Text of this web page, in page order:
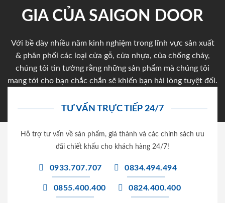
GIA CỦA SAIGON DOOR
Với bề dày nhiều năm kinh nghiệm trong lĩnh vực sản xuất
& phân phối các loại cửa gỗ, cửa nhựa, của chống cháy,
chúng tôi tin tưởng rằng những sản phẩm mà chúng tôi
mang tới cho bạn chắc chắn sẽ khiến bạn hài lòng tuyệt đối.
TƯ VẤN TRỰC TIẾP 24/7
Hỗ trợ tư vấn về sản phẩm, giá thành và các chính sách ưu
đãi chiết khấu cho khách hàng 24/7!
0933.707.707 0834.494.494
0855.400.400 0824.400.400